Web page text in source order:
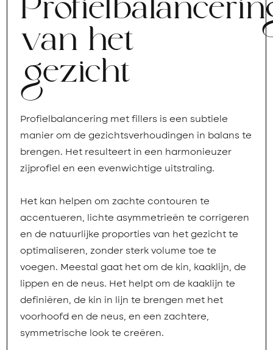
van het
gezicht
Profielbalancering met fillers is een subtiele
manier om de gezichtsverhoudingen in balans te
brengen. Het resulteert in een harmonieuzer
zijprofiel en een evenwichtige uitstraling.
Het kan helpen om zachte contouren te
accentueren, lichte asymmetrieën te corrigeren
en de natuurlijke proporties van het gezicht te
optimaliseren, zonder sterk volume toe te
voegen. Meestal gaat het om de kin, kaaklijn, de
lippen en de neus. Het helpt om de kaaklijn te
definiëren, de kin in lijn te brengen met het
voorhoofd en de neus, en een zachtere,
symmetrische look te creëren.